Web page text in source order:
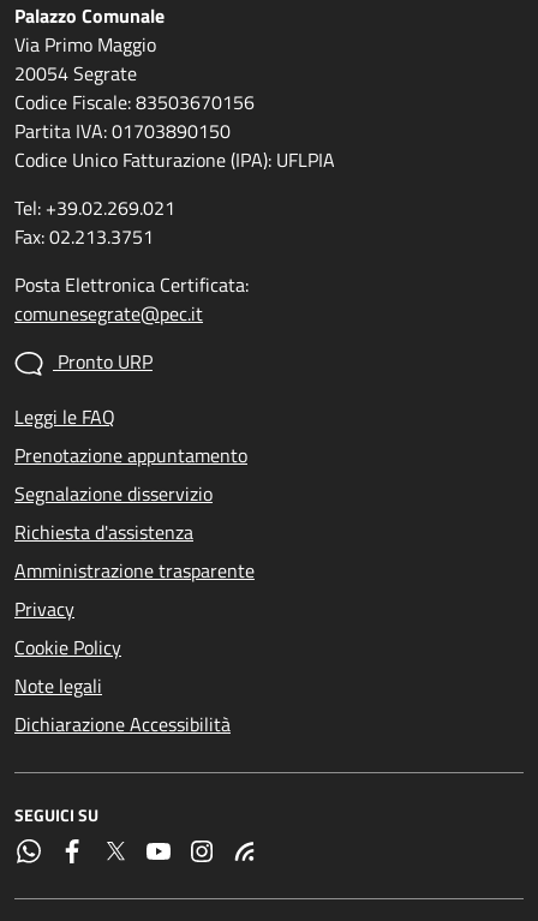
Palazzo Comunale
Via Primo Maggio
20054 Segrate
Codice Fiscale: 83503670156
Partita IVA: 01703890150
Codice Unico Fatturazione (IPA): UFLPIA
Tel: +39.02.269.021
Fax: 02.213.3751
Posta Elettronica Certificata:
comunesegrate@pec.it
Pronto URP
Leggi le FAQ
Prenotazione appuntamento
Segnalazione disservizio
Richiesta d'assistenza
Amministrazione trasparente
Privacy
Cookie Policy
Note legali
Dichiarazione Accessibilità
SEGUICI SU